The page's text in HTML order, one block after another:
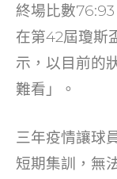
終場比數
在第42屆瓊斯
示，以目前的
難看」。
三年疫情讓球
短期集訓，無